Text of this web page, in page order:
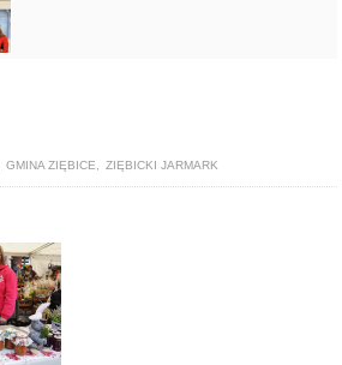
GMINA ZIĘBICE, ZIĘBICKI JARMARK